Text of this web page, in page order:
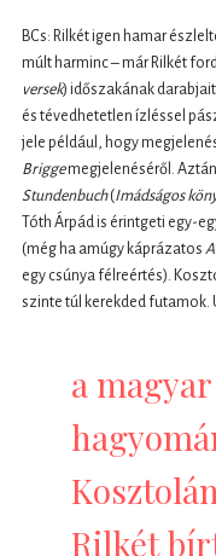
BCs: Rilkét igen hamar
múlt harminc – már Rilkét
versek) időszakának
és tévedhetetlen ízléssel
jele például, hogy
Briggemegjelenéséről.
Stundenbuch(Imádságos
Tóth Árpád is érintgeti egy-
(még ha amúgy káprázatos
egy csúnya félreértés).
szinte túl kerekded futamok.
a
Rilkét